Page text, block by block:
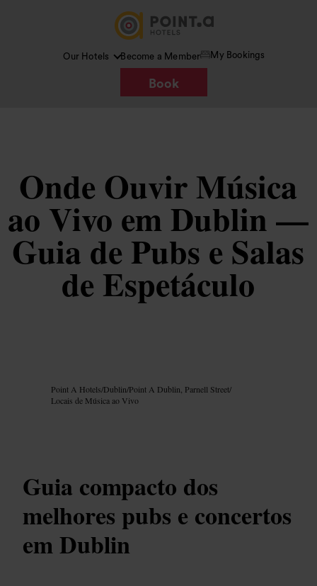
Our Hotels Become a Member My Bookings
Book
Onde Ouvir Música
ao Vivo em Dublin —
Guia de Pubs e Salas
de Espetáculo
Point A Hotels/Dublin/Point A Dublin, Parnell Street/
Locais de Música ao Vivo
Guia compacto dos
melhores pubs e concertos
em Dublin